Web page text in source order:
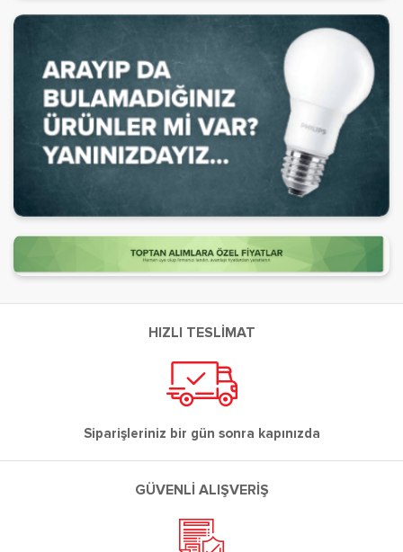
HIZLI TESLİMAT
Siparişleriniz bir gün sonra kapınızda
GÜVENLİ ALIŞVERİŞ